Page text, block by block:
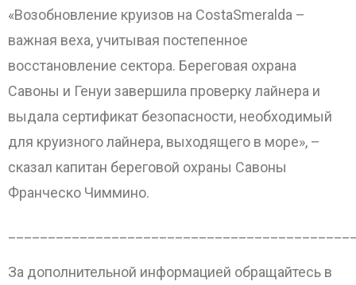
«Возобновление круизов на CostaSmeralda –
важная веха, учитывая постепенное
восстановление сектора. Береговая охрана
Савоны и Генуи завершила проверку лайнера и
выдала сертификат безопасности, необходимый
для круизного лайнера, выходящего в море», –
сказал капитан береговой охраны Савоны
Франческо Чиммино.
За дополнительной информацией обращайтесь в